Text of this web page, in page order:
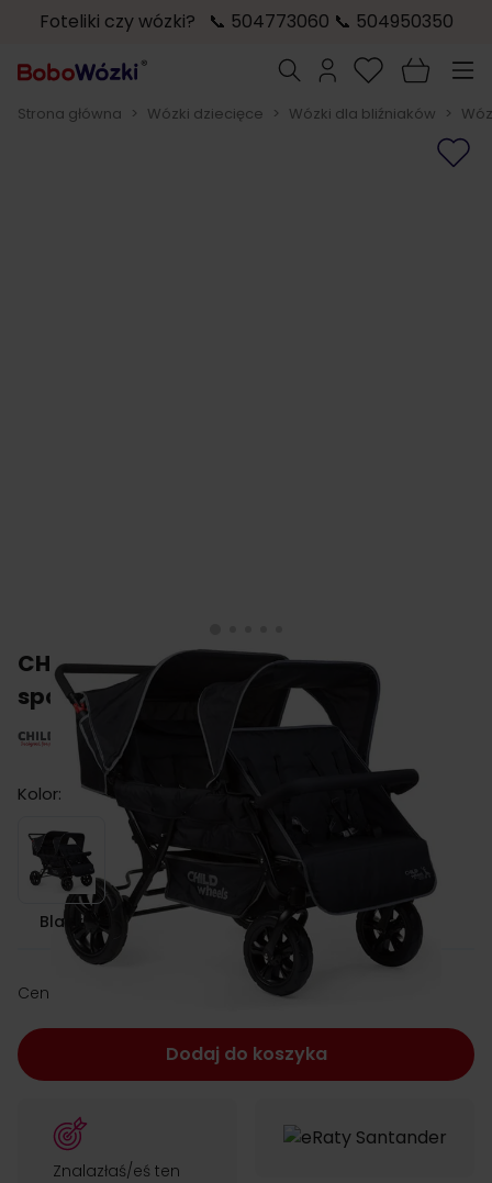
Foteliki czy wózki? 📞 504773060 📞 504950350
Szukaj
Strona główna > Wózki dziecięce > Wózki dla bliźniaków >
CHILDHOME TWO BY TWO wózek
spacerowy dla 4 dzieci
Kolor:
Black
Black
Cena:
Dodaj do koszyka
Znalazłaś/eś ten